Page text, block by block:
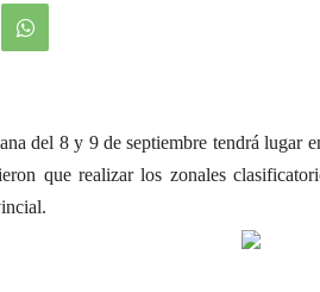
del 8 y 9 de septiembre tendrá lugar
que realizar los zonales